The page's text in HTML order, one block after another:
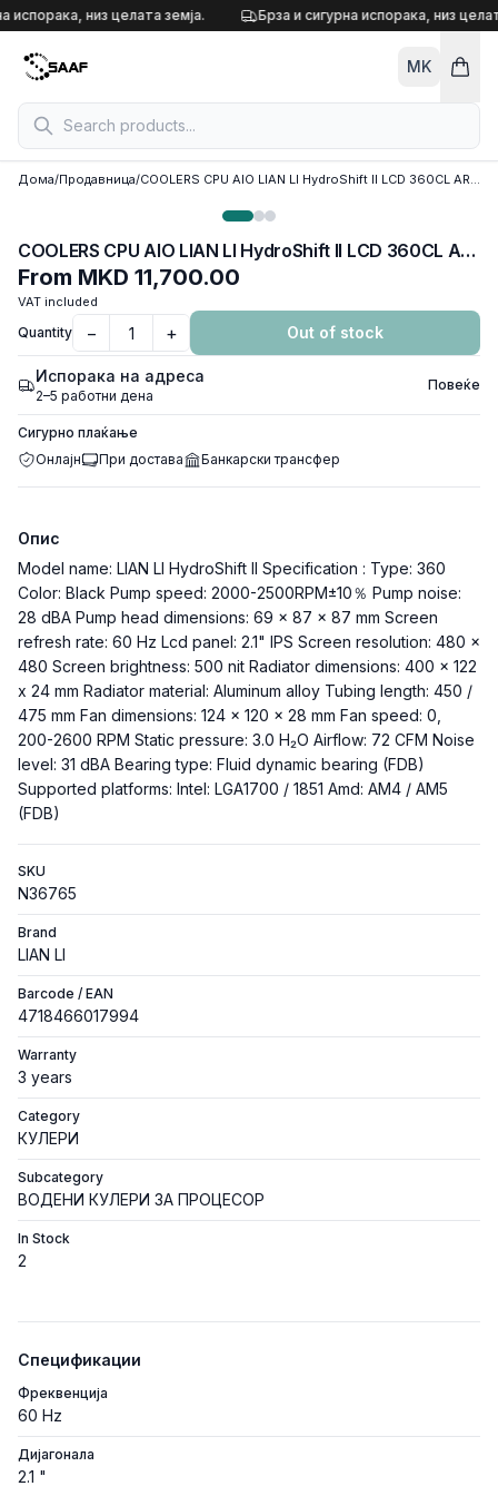
Skip to content
испорака, низ целата земја. Брза и сигурна испорака, низ
MK
Дома/Продавница/ COOLERS CPU AIO LIAN LI HydroShift II LCD 360CL ARGB, 3x120mm ARGB fans, LCD-C Display 2.1" IPS, Black, GHS2LCD36RB
COOLERS CPU AIO LIAN LI HydroShift II LCD 360CL ARGB, 3x120mm ARGB fans, LCD-C Display 2.1" IPS, Black, GHS2LCD36RB
From MKD 11,700.00
VAT included
Quantity − + Out of stock
Испорака на адреса
2–5 работни дена
Повеќе
Сигурно плаќање
Онлајн
При достава Банкарски трансфер
Опис
Model name: LIAN LI HydroShift II Specification : Type: 360
Color: Black Pump speed: 2000-2500RPM±10％ Pump noise:
28 dBA Pump head dimensions: 69 x 87 x 87 mm Screen
refresh rate: 60 Hz Lcd panel: 2.1" IPS Screen resolution: 480 x
480 Screen brightness: 500 nit Radiator dimensions: 400 x 122
x 24 mm Radiator material: Aluminum alloy Tubing length: 450 /
475 mm Fan dimensions: 124 x 120 x 28 mm Fan speed: 0,
200-2600 RPM Static pressure: 3.0 H₂O Airflow: 72 CFM Noise
level: 31 dBA Bearing type: Fluid dynamic bearing (FDB)
Supported platforms: Intel: LGA1700 / 1851 Amd: AM4 / AM5
(FDB)
SKU
N36765
Brand
LIAN LI
Barcode / EAN
4718466017994
Warranty
3 years
Category
КУЛЕРИ
Subcategory
ВОДЕНИ КУЛЕРИ ЗА ПРОЦЕСОР
In Stock
2
Спецификации
Фреквенција
60 Hz
Дијагонала
2.1 "